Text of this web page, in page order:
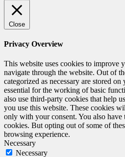
Close
Privacy Overview
This website uses cookies to improve
navigate through the website. Out of
categorized as necessary are stored
essential for the working of basic
also use third-party cookies that help
you use this website. These cookies
only with your consent. You also
cookies. But opting out of some of
browsing experience.
Necessary
Necessary